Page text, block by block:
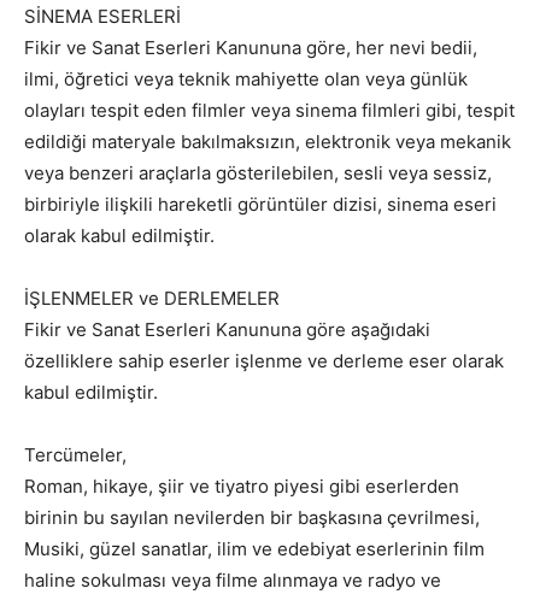
SİNEMA ESERLERİ
Fikir ve Sanat Eserleri Kanununa göre, her nevi bedii,
ilmi, öğretici veya teknik mahiyette olan veya günlük
olayları tespit eden filmler veya sinema filmleri gibi, tespit
edildiği materyale bakılmaksızın, elektronik veya mekanik
veya benzeri araçlarla gösterilebilen, sesli veya sessiz,
birbiriyle ilişkili hareketli görüntüler dizisi, sinema eseri
olarak kabul edilmiştir.
İŞLENMELER ve DERLEMELER
Fikir ve Sanat Eserleri Kanununa göre aşağıdaki
özelliklere sahip eserler işlenme ve derleme eser olarak
kabul edilmiştir.
Tercümeler,
Roman, hikaye, şiir ve tiyatro piyesi gibi eserlerden
birinin bu sayılan nevilerden bir başkasına çevrilmesi,
Musiki, güzel sanatlar, ilim ve edebiyat eserlerinin film
haline sokulması veya filme alınmaya ve radyo ve